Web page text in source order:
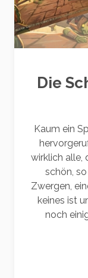
Die
Kaum ein
wirklich alle,
schön,
Zwergen,
keines ist
noch